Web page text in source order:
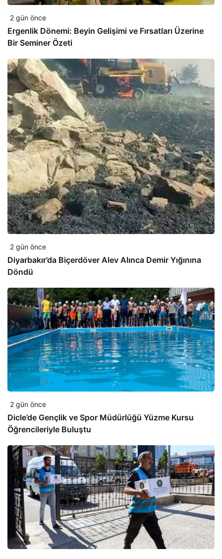
2 gün önce
Ergenlik Dönemi: Beyin Gelişimi ve Fırsatları Üzerine
Bir Seminer Özeti
2 gün önce
Diyarbakır’da Biçerdöver Alev Alınca Demir Yığınına
Döndü
2 gün önce
Dicle’de Gençlik ve Spor Müdürlüğü Yüzme Kursu
Öğrencileriyle Buluştu